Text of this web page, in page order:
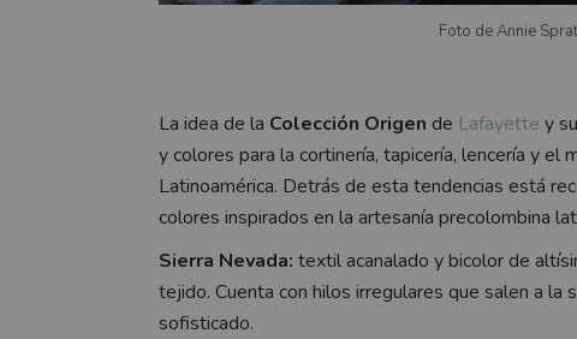
Foto de Annie
La idea de la Colección Origen de Lafayette y
y colores para la cortinería, tapicería, lencería y el
Latinoamérica. Detrás de esta tendencias está
colores inspirados en la artesanía precolombina
Sierra Nevada: textil acanalado y bicolor de
tejido. Cuenta con hilos irregulares que salen a
sofisticado.